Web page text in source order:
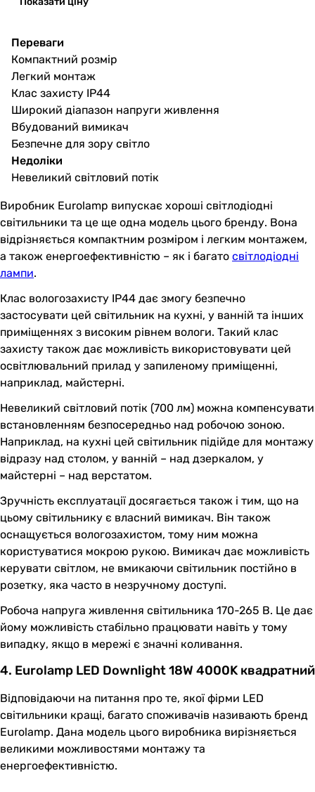
Переваги
Компактний розмір
Легкий монтаж
Клас захисту IP44
Широкий діапазон напруги живлення
Вбудований вимикач
Безпечне для зору світло
Недоліки
Невеликий світловий потік
Виробник Eurolamp випускає хороші світлодіодні
світильники та це ще одна модель цього бренду. Вона
відрізняється компактним розміром і легким монтажем,
а також енергоефективністю – як і багато світлодіодні
лампи.
Клас вологозахисту IP44 дає змогу безпечно
застосувати цей світильник на кухні, у ванній та інших
приміщеннях з високим рівнем вологи. Такий клас
захисту також дає можливість використовувати цей
освітлювальний прилад у запиленому приміщенні,
наприклад, майстерні.
Невеликий світловий потік (700 лм) можна компенсувати
встановленням безпосередньо над робочою зоною.
Наприклад, на кухні цей світильник підійде для монтажу
відразу над столом, у ванній – над дзеркалом, у
майстерні – над верстатом.
Зручність експлуатації досягається також і тим, що на
цьому світильнику є власний вимикач. Він також
оснащується вологозахистом, тому ним можна
користуватися мокрою рукою. Вимикач дає можливість
керувати світлом, не вмикаючи світильник постійно в
розетку, яка часто в незручному доступі.
Робоча напруга живлення світильника 170-265 В. Це дає
йому можливість стабільно працювати навіть у тому
випадку, якщо в мережі є значні коливання.
4. Eurolamp LED Downlight 18W 4000K квадратний
Відповідаючи на питання про те, якої фірми LED
світильники кращі, багато споживачів називають бренд
Eurolamp. Дана модель цього виробника вирізняється
великими можливостями монтажу та
енергоефективністю.